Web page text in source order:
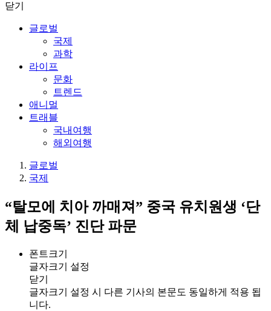
닫기
글로벌
국제
과학
라이프
문화
트렌드
애니멀
트래블
국내여행
해외여행
글로벌
국제
“탈모에 치아 까매져” 중국 유치원생 ‘단
체 납중독’ 진단 파문
폰트크기
글자크기 설정
닫기
글자크기 설정 시 다른 기사의 본문도 동일하게 적용 됩
니다.